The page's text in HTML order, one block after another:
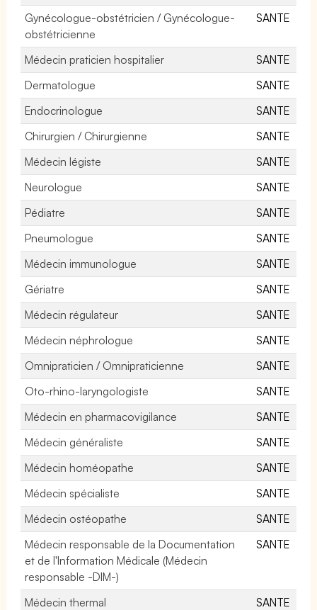
Gynécologue-obstétricien / Gynécologue-
obstétricienne
SANTE
Médecin praticien hospitalier
SANTE
Dermatologue
SANTE
Endocrinologue
SANTE
Chirurgien / Chirurgienne
SANTE
Médecin légiste
SANTE
Neurologue
SANTE
Pédiatre
SANTE
Pneumologue
SANTE
Médecin immunologue
SANTE
Gériatre
SANTE
Médecin régulateur
SANTE
Médecin néphrologue
SANTE
Omnipraticien / Omnipraticienne
SANTE
Oto-rhino-laryngologiste
SANTE
Médecin en pharmacovigilance
SANTE
Médecin généraliste
SANTE
Médecin homéopathe
SANTE
Médecin spécialiste
SANTE
Médecin ostéopathe
SANTE
Médecin responsable de la Documentation
et de l'Information Médicale (Médecin
responsable -DIM-)
SANTE
Médecin thermal
SANTE